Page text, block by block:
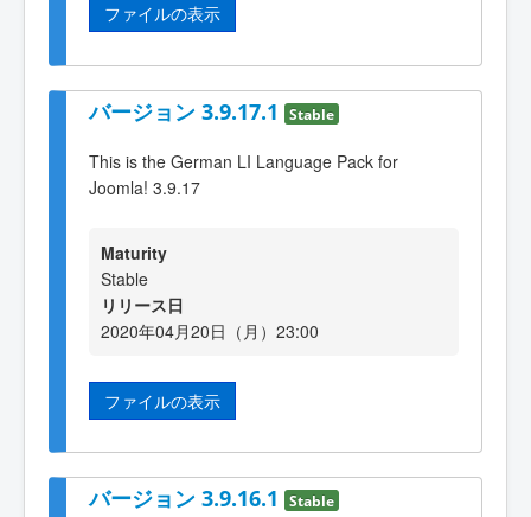
ファイルの表示
バージョン 3.9.17.1 Stable
This is the German LI Language Pack for
Joomla! 3.9.17
Maturity
Stable
リリース日
2020年04月20日（月）23:00
ファイルの表示
バージョン 3.9.16.1 Stable